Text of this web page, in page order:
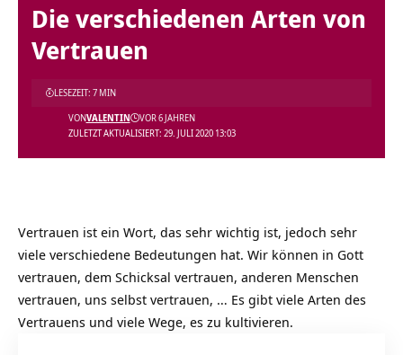
Die verschiedenen Arten von
Vertrauen
ZULETZT AKTUALISIERT: 29. JULI 2020 13:03
VONVALENTIN VOR 6 JAHREN
LESEZEIT: 7 MIN
Vertrauen ist ein Wort, das sehr wichtig ist, jedoch sehr
viele verschiedene Bedeutungen hat. Wir können in Gott
vertrauen, dem Schicksal vertrauen, anderen Menschen
vertrauen, uns selbst vertrauen, … Es gibt viele Arten des
Vertrauens und viele Wege, es zu kultivieren.